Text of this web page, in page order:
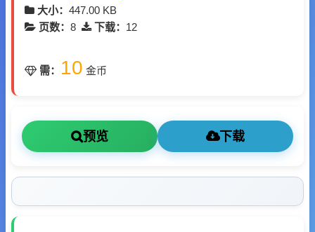
大小： 447.00 KB
页数： 8 下载： 12
需： 10 金币
预览 下载